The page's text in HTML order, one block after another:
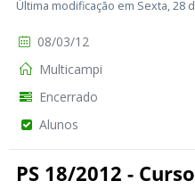
Última modificação em Sexta, 28
08/03/12
Multicampi
Encerrado
Alunos
PS 18/2012 -